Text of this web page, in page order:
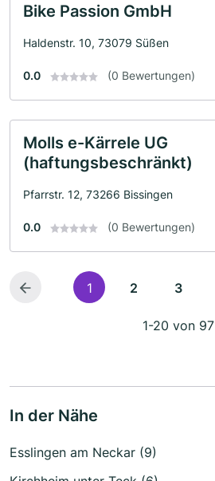
Bike Passion GmbH
Haldenstr. 10, 73079 Süßen
0.0 (0 Bewertungen)
Molls e-Kärrele UG
(haftungsbeschränkt)
Pfarrstr. 12, 73266 Bissingen
0.0 (0 Bewertungen)
1 2 3
1-20 von 97
In der Nähe
Esslingen am Neckar (9)